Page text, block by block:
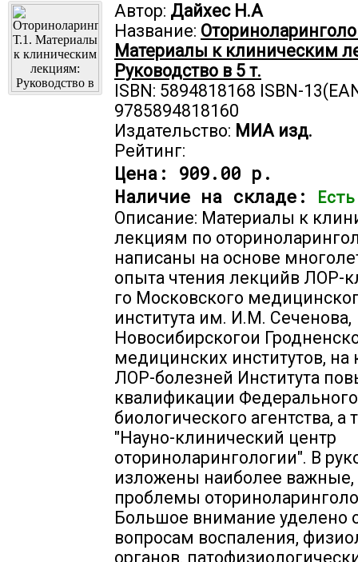
Автор: Дайхес Н.А
Название:
Материалы к клиническим
Руководство в 5 т.
ISBN: 5894818168 ISBN-
9785894818160
Издательство: МИА изд.
Рейтинг:
Цена: 909.00 р.
Наличие на складе:
Описание: Материалы к
лекциям по
написаны на основе
опыта чтения лекцийв ЛОР-
го Московского
института им. И.М. Сеченова,
Новосибирскогои
медицинских институтов, на
ЛОР-болезней Института
квалификации
биологического агентства, а
"Науно-клинический центр
оториноларингологии". В
изложены наиболее важные,
проблемы
Большое внимание уделено
вопросам воспаления,
органов,